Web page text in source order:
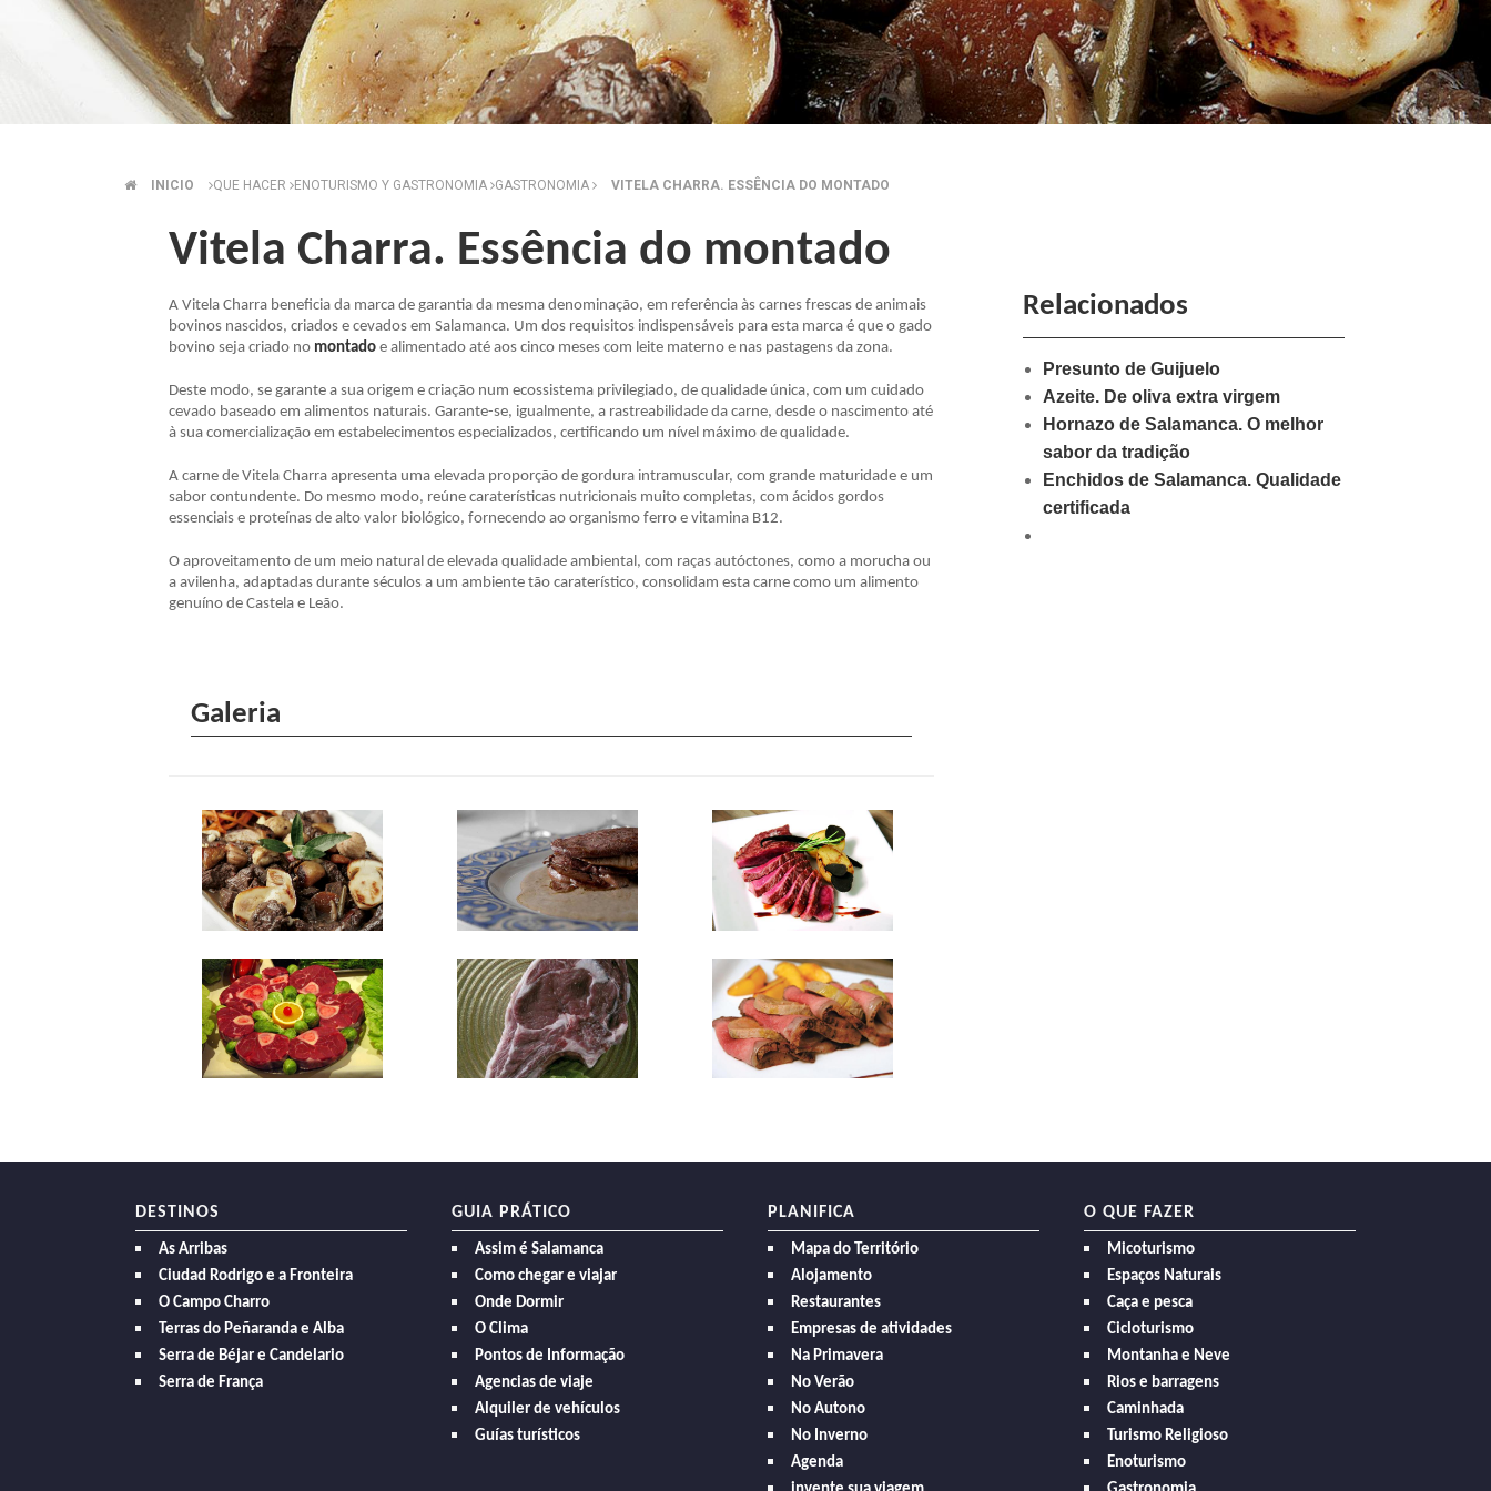
BREADCRUMB
INICIO QUE HACER ENOTURISMO Y GASTRONOMIA GASTRONOMIA VITELA CHARRA. ESSÊNCIA DO MONTADO
Vitela Charra. Essência do montado
A Vitela Charra beneficia da marca de garantia da mesma denominação, em referência às carnes frescas de animais
bovinos nascidos, criados e cevados em Salamanca. Um dos requisitos indispensáveis para esta marca é que o gado
bovino seja criado no montado e alimentado até aos cinco meses com leite materno e nas pastagens da zona.
Deste modo, se garante a sua origem e criação num ecossistema privilegiado, de qualidade única, com um cuidado
cevado baseado em alimentos naturais. Garante-se, igualmente, a rastreabilidade da carne, desde o nascimento até
à sua comercialização em estabelecimentos especializados, certificando um nível máximo de qualidade.
A carne de Vitela Charra apresenta uma elevada proporção de gordura intramuscular, com grande maturidade e um
sabor contundente. Do mesmo modo, reúne caraterísticas nutricionais muito completas, com ácidos gordos
essenciais e proteínas de alto valor biológico, fornecendo ao organismo ferro e vitamina B12.
O aproveitamento de um meio natural de elevada qualidade ambiental, com raças autóctones, como a morucha ou
a avilenha, adaptadas durante séculos a um ambiente tão caraterístico, consolidam esta carne como um alimento
genuíno de Castela e Leão.
Galeria
Relacionados
Presunto de Guijuelo
Azeite. De oliva extra virgem
Hornazo de Salamanca. O melhor
sabor da tradição
Enchidos de Salamanca. Qualidade
certificada
DESTINOS
As Arribas
Ciudad Rodrigo e a Fronteira
O Campo Charro
Terras do Peñaranda e Alba
Serra de Béjar e Candelario
Serra de França
GUIA PRÁTICO
Assim é Salamanca
Como chegar e viajar
Onde Dormir
O Clima
Pontos de Informação
Agencias de viaje
Alquiler de vehículos
Guías turísticos
PLANIFICA
Mapa do Território
Alojamento
Restaurantes
Empresas de atividades
Na Primavera
No Verão
No Autono
No Inverno
Agenda
O QUE FAZER
Micoturismo
Espaços Naturais
Caça e pesca
Cicloturismo
Montanha e Neve
Rios e barragens
Caminhada
Turismo Religioso
Enoturismo